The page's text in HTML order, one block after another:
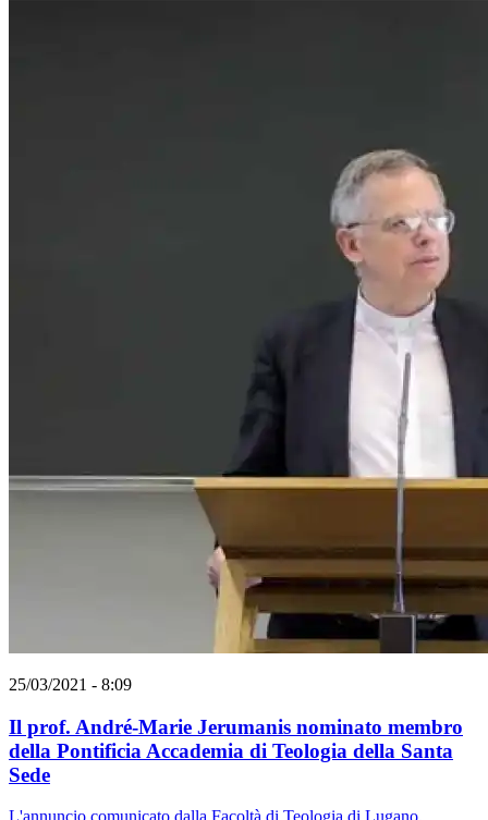
25/03/2021 - 8:09
Il prof. André-Marie Jerumanis nominato membro
della Pontificia Accademia di Teologia della Santa
Sede